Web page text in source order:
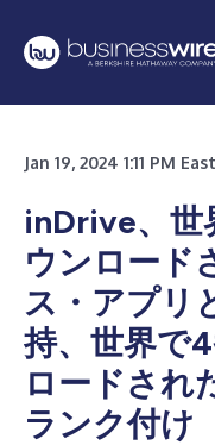
Jan 19, 2024 1:11 PM
inDrive、世
ウンロード
ス・アプリ
持、世界で
ロードされ
ランク付け